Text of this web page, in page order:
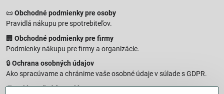
📜 Obchodné podmienky pre osoby
Pravidlá nákupu pre spotrebiteľov.
🏢 Obchodné podmienky pre firmy
Podmienky nákupu pre firmy a organizácie.
🔒Ochrana osobných údajov
Ako spracúvame a chránime vaše osobné údaje v súlade s GDPR.
🧾Reklamačný formulár